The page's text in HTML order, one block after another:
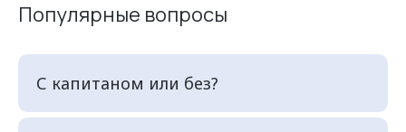
Популярные вопросы
С капитаном или без?